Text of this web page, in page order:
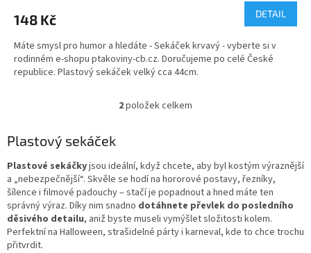
148 Kč DETAIL
Máte smysl pro humor a hledáte - Sekáček krvavý - vyberte si v
rodinném e-shopu ptakoviny-cb.cz. Doručujeme po celé České
republice. Plastový sekáček velký cca 44cm.
O
d
a
c
í
p
r
2položek celkem
Plastový sekáček
Plastové sekáčkyjsou ideální, když chcete, aby byl kostým výraznější
a „nebezpečnější“. Skvěle se hodí na hororové postavy, řezníky,
šílence i filmové padouchy – stačí je popadnout a hned máte ten
správný výraz. Díky nim snadno dotáhnete převlek do posledního
děsivého detailu, aniž byste museli vymýšlet složitosti kolem.
Perfektní na Halloween, strašidelné párty i karneval, kde to chce trochu
přitvrdit.